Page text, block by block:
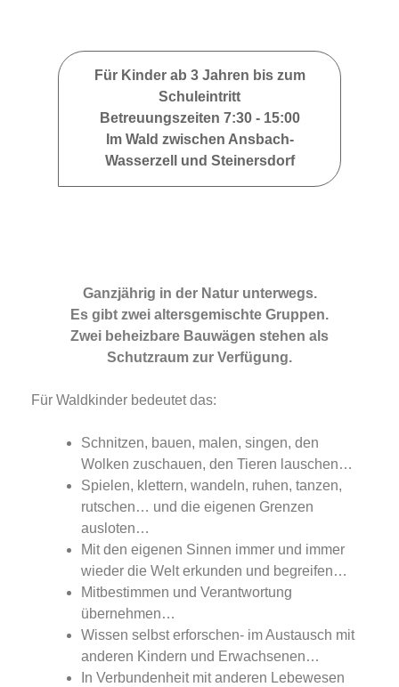
Für Kinder ab 3 Jahren bis zum
Schuleintritt
Betreuungszeiten 7:30 - 15:00
Im Wald zwischen Ansbach-
Wasserzell und Steinersdorf
Ganzjährig in der Natur unterwegs.
Es gibt zwei altersgemischte Gruppen.
Zwei beheizbare Bauwägen stehen als
Schutzraum zur Verfügung.
Für Waldkinder bedeutet das:
Schnitzen, bauen, malen, singen, den
Wolken zuschauen, den Tieren lauschen…
Spielen, klettern, wandeln, ruhen, tanzen,
rutschen… und die eigenen Grenzen
ausloten…
Mit den eigenen Sinnen immer und immer
wieder die Welt erkunden und begreifen…
Mitbestimmen und Verantwortung
übernehmen…
Wissen selbst erforschen- im Austausch mit
anderen Kindern und Erwachsenen…
In Verbundenheit mit anderen Lebewesen